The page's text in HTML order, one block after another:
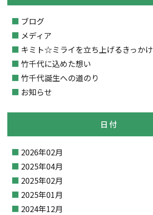
ブログ
メディア
キミト☆ミライを立ち上げるきっかけ
竹千代に込めた想い
竹千代誕生への道のり
お知らせ
日付
2026年02月
2025年04月
2025年02月
2025年01月
2024年12月